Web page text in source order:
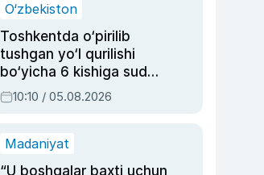
O‘zbekiston
Toshkentda o‘pirilib
tushgan yo‘l qurilishi
bo‘yicha 6 kishiga sud
hukmi o‘qildi
10:10 / 05.08.2026
Madaniyat
“U boshqalar baxti uchun